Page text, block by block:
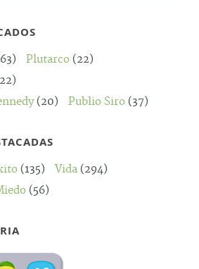
Plutarco (22)
(20) Publio Siro (37)
(135) Vida (294)
(56)